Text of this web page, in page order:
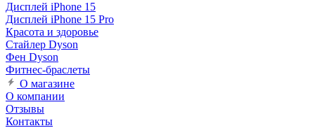
Дисплей iPhone 15
Дисплей iPhone 15 Pro
Красота и здоровье
Стайлер Dyson
Фен Dyson
Фитнес-браслеты
О магазине
О компании
Отзывы
Контакты